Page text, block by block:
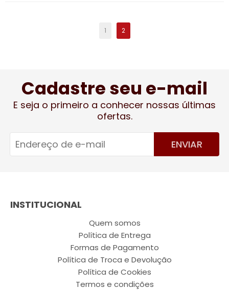
1 2
Cadastre seu e-mail
E seja o primeiro a conhecer nossas últimas
ofertas.
ENVIAR
INSTITUCIONAL
Quem somos
Política de Entrega
Formas de Pagamento
Política de Troca e Devolução
Política de Cookies
Termos e condições